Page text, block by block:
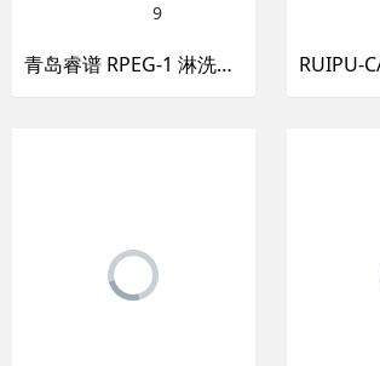
青岛睿谱 RPEG-1 淋洗液发生器